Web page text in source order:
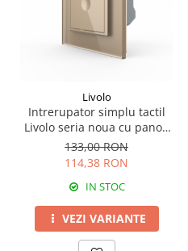
Livolo
Intrerupator simplu tactil
Livolo seria noua cu panou
din sticla
133,00 RON
114,38 RON
IN STOC
VEZI VARIANTE